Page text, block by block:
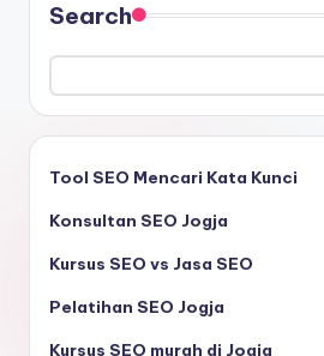
Search
Tool SEO Mencari Kata Kunci
Konsultan SEO Jogja
Kursus SEO vs Jasa SEO
Pelatihan SEO Jogja
Kursus SEO murah di Jogja